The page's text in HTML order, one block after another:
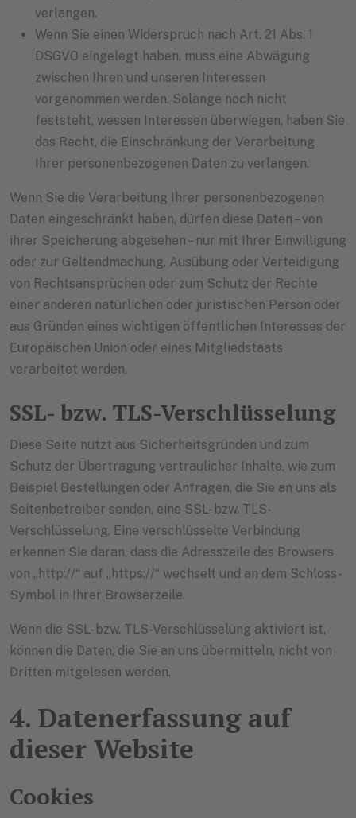
verlangen.
Wenn Sie einen Widerspruch nach Art. 21 Abs. 1
DSGVO eingelegt haben, muss eine Abwägung
zwischen Ihren und unseren Interessen
vorgenommen werden. Solange noch nicht
feststeht, wessen Interessen überwiegen, haben Sie
das Recht, die Einschränkung der Verarbeitung
Ihrer personenbezogenen Daten zu verlangen.
Wenn Sie die Verarbeitung Ihrer personenbezogenen
Daten eingeschränkt haben, dürfen diese Daten – von
ihrer Speicherung abgesehen – nur mit Ihrer Einwilligung
oder zur Geltendmachung, Ausübung oder Verteidigung
von Rechtsansprüchen oder zum Schutz der Rechte
einer anderen natürlichen oder juristischen Person oder
aus Gründen eines wichtigen öffentlichen Interesses der
Europäischen Union oder eines Mitgliedstaats
verarbeitet werden.
SSL- bzw. TLS-Verschlüsselung
Diese Seite nutzt aus Sicherheitsgründen und zum
Schutz der Übertragung vertraulicher Inhalte, wie zum
Beispiel Bestellungen oder Anfragen, die Sie an uns als
Seitenbetreiber senden, eine SSL- bzw. TLS-
Verschlüsselung. Eine verschlüsselte Verbindung
erkennen Sie daran, dass die Adresszeile des Browsers
von „http://“ auf „https://“ wechselt und an dem Schloss-
Symbol in Ihrer Browserzeile.
Wenn die SSL- bzw. TLS-Verschlüsselung aktiviert ist,
können die Daten, die Sie an uns übermitteln, nicht von
Dritten mitgelesen werden.
4. Datenerfassung auf
dieser Website
Cookies